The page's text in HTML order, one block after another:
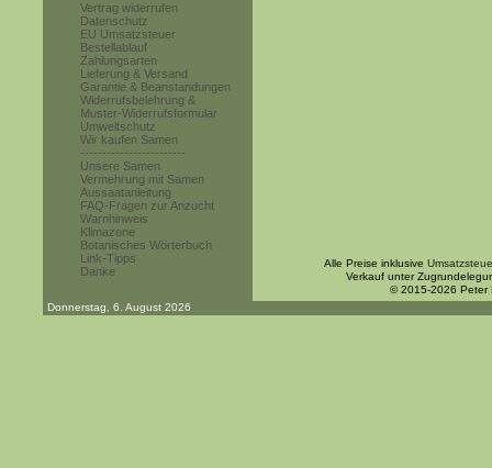
Vertrag widerrufen
Datenschutz
EU Umsatzsteuer
Bestellablauf
Zahlungsarten
Lieferung & Versand
Garantie & Beanstandungen
Widerrufsbelehrung &
Muster-Widerrufsformular
Umweltschutz
Wir kaufen Samen
------------------------
Unsere Samen
Vermehrung mit Samen
Aussaatanleitung
FAQ-Fragen zur Anzucht
Warnhinweis
Klimazone
Botanisches Wörterbuch
Link-Tipps
Danke
Alle Preise inklusive
Verkauf unter
© 2015-2026 Peter
Donnerstag, 6. August 2026